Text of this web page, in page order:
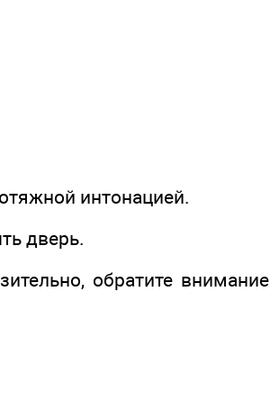
интонацией.
дверь.
обратите внимание